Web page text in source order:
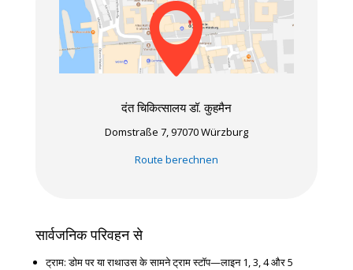

दंत चिकित्सालय डॉ. कुहमैन
Domstraße 7, 97070 Würzburg
Route berechnen
सार्वजनिक परिवहन से
ट्राम: डोम पर या राथाउस के सामने ट्राम स्टॉप—लाइन 1, 3, 4 और 5